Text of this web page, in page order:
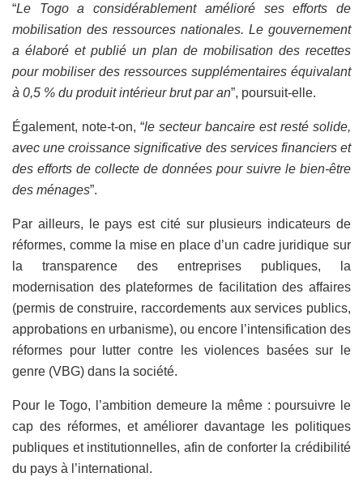
“Le Togo a considérablement amélioré ses efforts de
mobilisation des ressources nationales. Le gouvernement
a élaboré et publié un plan de mobilisation des recettes
pour mobiliser des ressources supplémentaires équivalant
à 0,5 % du produit intérieur brut par an”, poursuit-elle.
Également, note-t-on, “le secteur bancaire est resté solide,
avec une croissance significative des services financiers et
des efforts de collecte de données pour suivre le bien-être
des ménages”.
Par ailleurs, le pays est cité sur plusieurs indicateurs de
réformes, comme la mise en place d’un cadre juridique sur
la transparence des entreprises publiques, la
modernisation des plateformes de facilitation des affaires
(permis de construire, raccordements aux services publics,
approbations en urbanisme), ou encore l’intensification des
réformes pour lutter contre les violences basées sur le
genre (VBG) dans la société.
Pour le Togo, l’ambition demeure la même : poursuivre le
cap des réformes, et améliorer davantage les politiques
publiques et institutionnelles, afin de conforter la crédibilité
du pays à l’international.